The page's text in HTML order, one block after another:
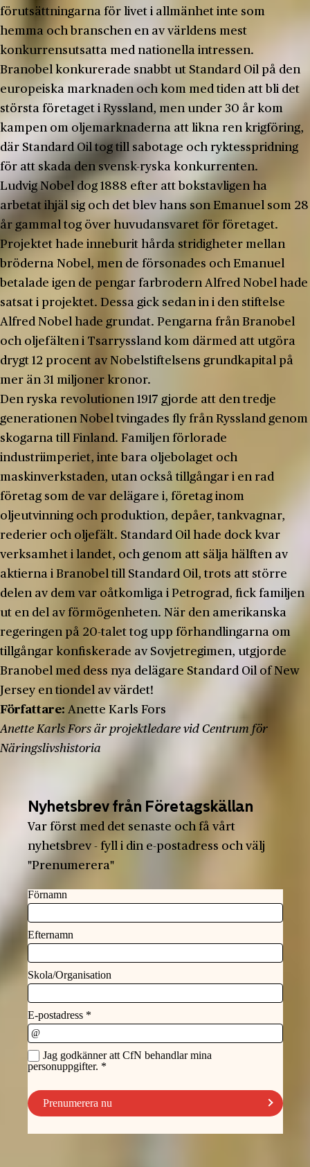
förutsättningarna för livet i allmänhet inte som
hemma och branschen en av världens mest
konkurrensutsatta med nationella intressen.
Branobel konkurerade snabbt ut Standard Oil på den
europeiska marknaden och kom med tiden att bli det
största företaget i Ryssland, men under 30 år kom
kampen om oljemarknaderna att likna ren krigföring,
där Standard Oil tog till sabotage och ryktesspridning
för att skada den svensk-ryska konkurrenten.
Ludvig Nobel dog 1888 efter att bokstavligen ha
arbetat ihjäl sig och det blev hans son Emanuel som 28
år gammal tog över huvudansvaret för företaget.
Projektet hade inneburit hårda stridigheter mellan
bröderna Nobel, men de försonades och Emanuel
betalade igen de pengar farbrodern Alfred Nobel hade
satsat i projektet. Dessa gick sedan in i den stiftelse
Alfred Nobel hade grundat. Pengarna från Branobel
och oljefälten i Tsarryssland kom därmed att utgöra
drygt 12 procent av Nobelstiftelsens grundkapital på
mer än 31 miljoner kronor.
Den ryska revolutionen 1917 gjorde att den tredje
generationen Nobel tvingades fly från Ryssland genom
skogarna till Finland. Familjen förlorade
industriimperiet, inte bara oljebolaget och
maskinverkstaden, utan också tillgångar i en rad
företag som de var delägare i, företag inom
oljeutvinning och produktion, depåer, tankvagnar,
rederier och oljefält. Standard Oil hade dock kvar
verksamhet i landet, och genom att sälja hälften av
aktierna i Branobel till Standard Oil, trots att större
delen av dem var oåtkomliga i Petrograd, fick familjen
ut en del av förmögenheten. När den amerikanska
regeringen på 20-talet tog upp förhandlingarna om
tillgångar konfiskerade av Sovjetregimen, utgjorde
Branobel med dess nya delägare Standard Oil of New
Jersey en tiondel av värdet!
Författare: Anette Karls Fors
Anette Karls Fors är projektledare vid Centrum för
Näringslivshistoria
Nyhetsbrev från Företagskällan
Var först med det senaste och få vårt
nyhetsbrev - fyll i din e-postadress och välj
"Prenumerera"